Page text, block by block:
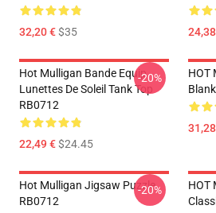
32,20 €$35
Hot Mulligan Bande Equip
Lunettes De Soleil Tank Top
RB0712
22,49 €$24.45
-20%
HOT
Hot Mulligan Jigsaw Puzzle
RB0712
-20%
HOT